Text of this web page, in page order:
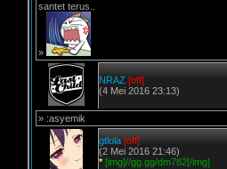
santet terus..
»
NRAZ [off]
(4 Mei 2016 23:13)
» :asyemik
gtlola [off]
(2 Mei 2016 21:46)
* [img]//gg.gg/dm782[/img]